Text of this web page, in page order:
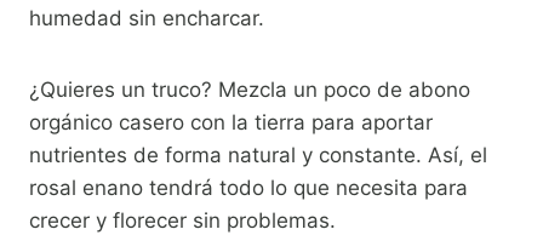
humedad sin encharcar.
¿Quieres un truco? Mezcla un poco de abono
orgánico casero con la tierra para aportar
nutrientes de forma natural y constante. Así, el
rosal enano tendrá todo lo que necesita para
crecer y florecer sin problemas.